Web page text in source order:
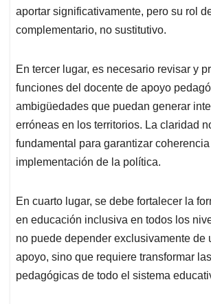
aportar significativamente, pero su rol
complementario, no sustitutivo.
En tercer lugar, es necesario revisar y
funciones del docente de apoyo
ambigüedades que puedan generar
erróneas en los territorios. La claridad
fundamental para garantizar
implementación de la política.
En cuarto lugar, se debe fortalecer la
en educación inclusiva en todos los
no puede depender exclusivamente de
apoyo, sino que requiere transformar
pedagógicas de todo el sistema